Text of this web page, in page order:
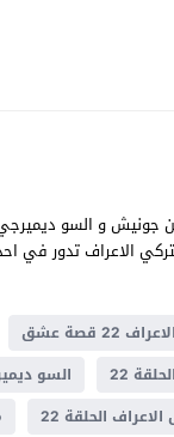
الاعراف 22 قصة عشق
الحلقة 22 السو
الحلقة 22